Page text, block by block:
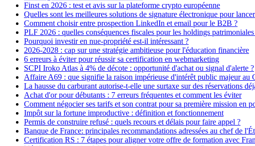
Finst en 2026 : test et avis sur la plateforme crypto européenne
Quelles sont les meilleures solutions de signature électronique pour
Comment choisir entre prospection LinkedIn et email pour le B2B ?
PLF 2026 : quelles conséquences fiscales pour les holdings patrimoniales
Pourquoi investir en nue-propriété est-il intéressant ?
2026-2028 : cap sur une stratégie ambitieuse pour l'éducation financière
6 erreurs à éviter pour réussir sa certification en webmarketing
SCPI Iroko Atlas à 4% de décote : opportunité d'achat ou signal d'alerte ?
Affaire A69 : que signifie la raison impérieuse d'intérêt public majeur au
La hausse du carburant autorise-t-elle une surtaxe sur des réservations
Achat d'or pour débutants : 7 erreurs fréquentes et comment les éviter
Comment négocier ses tarifs et son contrat pour sa première mission en
Impôt sur la fortune improductive : définition et fonctionnement
Permis de construire refusé : quels recours et délais pour faire appel ?
Banque de France: principales recommandations adressées au chef de
Certification RS : 7 étapes pour aligner votre offre de formation avec